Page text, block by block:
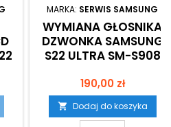
MARKA: SERWIS SAMSUNG
WYMIANA GŁOSNIKA
DZWONKA SAMSUNG
S22 ULTRA SM-S908
Cena
190,00 zł
 Dodaj do koszyka